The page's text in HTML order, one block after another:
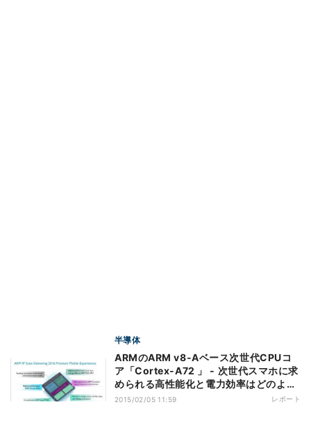
半導体
ARMのARM v8-Aベース次世代CPUコ
ア「Cortex-A72 」 - 次世代スマホに求
められる高性能化と電力効率はどのよう
に実現されたのか?
2015/02/05 11:59 レポート